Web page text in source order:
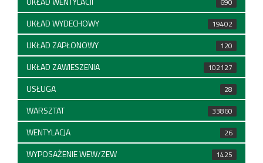
UKŁAD WYDECHOWY 19402
UKŁAD ZAPŁONOWY 120
UKŁAD ZAWIESZENIA 102127
USŁUGA 28
WARSZTAT 33860
WENTYLACJA 26
WYPOSAŻENIE WEW/ZEW 1425